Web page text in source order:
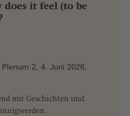
does it feel (to be
2, 4. Juni 2026,
mit Geschichten und